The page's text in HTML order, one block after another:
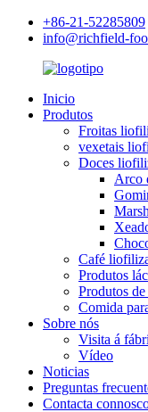
+86-21-52285809
info@richfield-
Inicio
Produtos
Froitas
vexetais
Doces
Arco
Café
Produtos
Produtos
Comida
Sobre nós
Visita á
Vídeo
Noticias
Preguntas
Contacta